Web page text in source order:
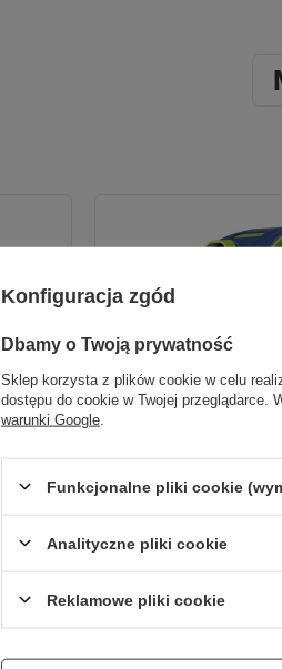
rozmowami wideo i przyciskiem
Konfiguracja zgód
Dbamy o Twoją prywatność
Sklep korzysta z plików cookie w celu
dostępu do cookie w Twojej przeglądarce.
warunki Google
Funkcjonalne pliki cookie
Analityczne pliki cookie
Reklamowe pliki cookie